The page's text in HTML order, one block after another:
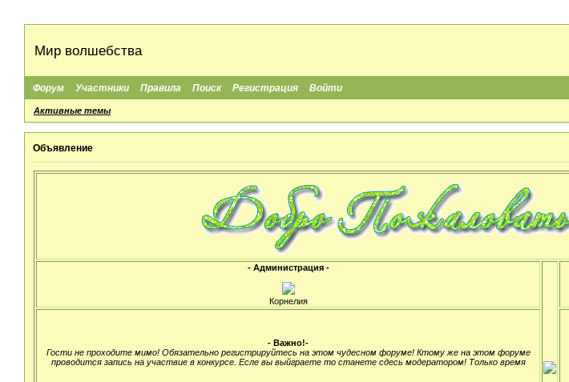
Мир волшебства
Форум Участники Правила Поиск Регистрация Войти
Активные темы
Объявление
- Администрация -
Корнелия
- Важно!-
Гости не проходите мимо! Обязательно регистрируйтесь на этом чудесном форуме! Ктому же на этом форуме
проводится запись на участвие в конкурсе. Есле вы выйграете то станете сдесь модератором! Только время